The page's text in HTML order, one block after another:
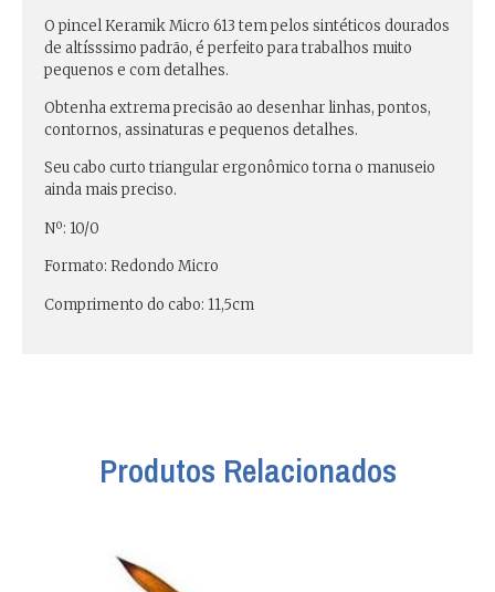
O pincel Keramik Micro 613 tempelos sintéticos dourados
de altísssimo padrão, é perfeito paratrabalhos muito
pequenos e com detalhes.
Obtenha extrema precisão ao desenhar linhas, pontos,
contornos, assinaturas e pequenos detalhes.
Seu cabo curto triangular ergonômico torna o manuseio
ainda mais preciso.
Nº: 10/0
Formato: Redondo Micro
Comprimento do cabo: 11,5cm
Produtos Relacionados